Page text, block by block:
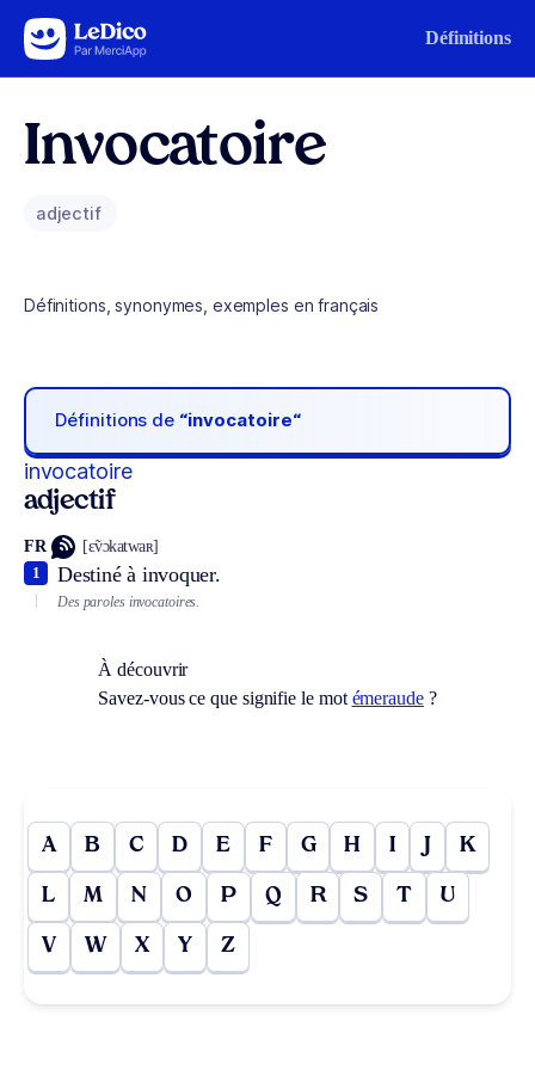
Aller au contenu Définitions
Invocatoire
adjectif
Définitions, synonymes, exemples en français
Définitions de “invocatoire“
invocatoire
adjectif
FR [ɛ̃vɔkatwaʀ]
Destiné à invoquer.
1
Des paroles invocatoires.
À découvrir
Savez-vous ce que signifie le mot émeraude?
A B C D E F G H I J K
L M N O P Q R S T U
V W X Y Z